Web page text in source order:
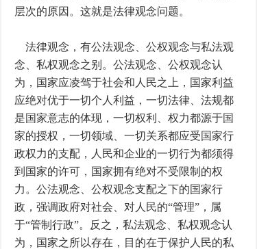
层次的原因。这就是法律观念问题。
法律观念，有公法观念、公权观念与私法观
念、私权观念之别。公法观念、公权观念认
为，国家应凌驾于社会和人民之上，国家利益
应绝对优于一切个人利益，一切法律、法规都
是国家意志的体现，一切权利、权力都源于国
家的授权，一切领域、一切关系都应受国家行
政权力的支配，人民和企业的一切行为都须得
到国家的许可，国家拥有绝对不受限制的权
力。公法观念、公权观念支配之下的国家行
政，强调政府对社会、对人民的“管理”，属
于“管制行政”。反之，私法观念、私权观念认
为，国家之所以存在，目的在于保护人民的私